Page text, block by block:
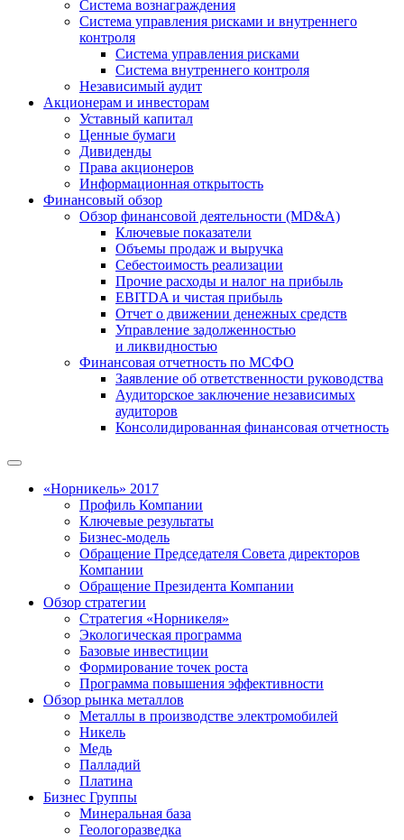
Система вознаграждения
Система управления рисками и внутреннего
контроля
Система управления рисками
Система внутреннего контроля
Независимый аудит
Акционерам и инвесторам
Уставный капитал
Ценные бумаги
Дивиденды
Права акционеров
Информационная открытость
Финансовый обзор
Обзор финансовой деятельности (MD&A)
Ключевые показатели
Объемы продаж и выручка
Себестоимость реализации
Прочие расходы и налог на прибыль
EBITDA и чистая прибыль
Отчет о движении денежных средств
Управление задолженностью
и ликвидностью
Финансовая отчетность по МСФО
Заявление об ответственности руководства
Аудиторское заключение независимых
аудиторов
Консолидированная финансовая отчетность
«Норникель» 2017
Профиль Компании
Ключевые результаты
Бизнес-модель
Обращение Председателя Совета директоров
Компании
Обращение Президента Компании
Обзор стратегии
Стратегия «Норникеля»
Экологическая программа
Базовые инвестиции
Формирование точек роста
Программа повышения эффективности
Обзор рынка металлов
Металлы в производстве электромобилей
Никель
Медь
Палладий
Платина
Бизнес Группы
Минеральная база
Геологоразведка